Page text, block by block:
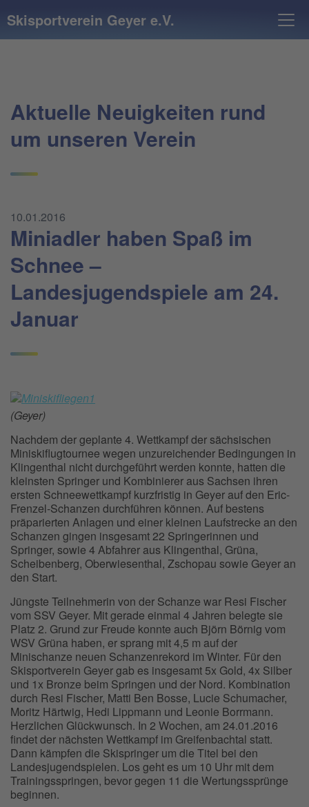
Skisportverein Geyer e.V.
Aktuelle Neuigkeiten rund
um unseren Verein
Miniadler haben Spaß im
Schnee –
Landesjugendspiele am 24.
Januar
10.01.2016
(Geyer)
Nachdem der geplante 4. Wettkampf der sächsischen
Miniskiflugtournee wegen unzureichender Bedingungen in
Klingenthal nicht durchgeführt werden konnte, hatten die
kleinsten Springer und Kombinierer aus Sachsen ihren
ersten Schneewettkampf kurzfristig in Geyer auf den Eric-
Frenzel-Schanzen durchführen können. Auf bestens
präparierten Anlagen und einer kleinen Laufstrecke an den
Schanzen gingen insgesamt 22 Springerinnen und
Springer, sowie 4 Abfahrer aus Klingenthal, Grüna,
Scheibenberg, Oberwiesenthal, Zschopau sowie Geyer an
den Start.
Jüngste Teilnehmerin von der Schanze war Resi Fischer
vom SSV Geyer. Mit gerade einmal 4 Jahren belegte sie
Platz 2. Grund zur Freude konnte auch Björn Börnig vom
WSV Grüna haben, er sprang mit 4,5 m auf der
Minischanze neuen Schanzenrekord im Winter. Für den
Skisportverein Geyer gab es insgesamt 5x Gold, 4x Silber
und 1x Bronze beim Springen und der Nord. Kombination
durch Resi Fischer, Matti Ben Bosse, Lucie Schumacher,
Moritz Härtwig, Hedi Lippmann und Leonie Borrmann.
Herzlichen Glückwunsch. In 2 Wochen, am 24.01.2016
findet der nächsten Wettkampf im Greifenbachtal statt.
Dann kämpfen die Skispringer um die Titel bei den
Landesjugendspielen. Los geht es um 10 Uhr mit dem
Trainingsspringen, bevor gegen 11 die Wertungssprünge
beginnen.